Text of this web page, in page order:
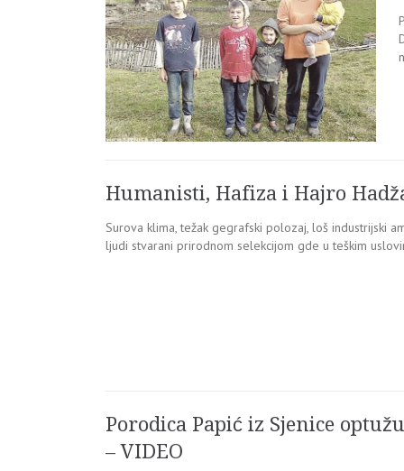
Humanisti, Hafiza i Hajro
Surova klima, težak gegrafski polozaj, loš industrijski
ljudi stvarani prirodnom selekcijom gde u teškim
Porodica Papić iz Sjenice
– VIDEO